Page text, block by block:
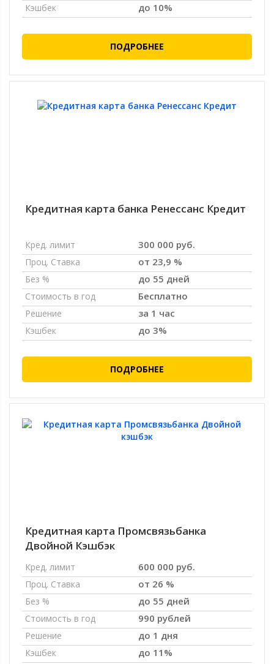
Кэшбек до 10%
ПОДРОБНЕЕ
Кредитная карта банка Ренессанс Кредит
Кред. лимит 300 000 руб.
Проц. Ставка от 23,9 %
Без % до 55 дней
Стоимость в год Бесплатно
Решение за 1 час
Кэшбек до 3%
ПОДРОБНЕЕ
Кредитная карта Промсвязьбанка
Двойной Кэшбэк
Кред. лимит 600 000 руб.
Проц. Ставка от 26 %
Без % до 55 дней
Стоимость в год 990 рублей
Решение до 1 дня
Кэшбек до 11%